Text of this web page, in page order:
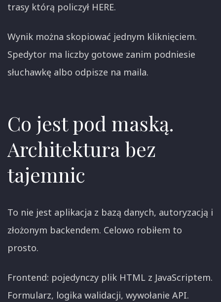
trasy którą policzył HERE.
Wynik można skopiować jednym kliknięciem.
Spedytor ma liczby gotowe zanim podniesie
słuchawkę albo odpisze na maila.
Co jest pod maską.
Architektura bez
tajemnic
To nie jest aplikacja z bazą danych, autoryzacją i
złożonym backendem. Celowo robiłem to
prosto.
Frontend: pojedynczy plik HTML z JavaScriptem.
Formularz, logika walidacji, wywołanie API.